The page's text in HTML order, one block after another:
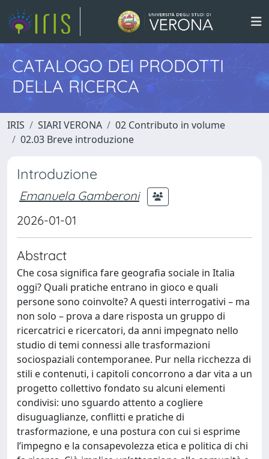
CATALOGO DEI PRODOTTI
DELLA RICERCA
IRIS SIARI VERONA
02 Contributo in volume
02.03 Breve introduzione
Introduzione
Emanuela Gamberoni
2026-01-01
Abstract
Che cosa significa fare geografia sociale in Italia
oggi? Quali pratiche entrano in gioco e quali
persone sono coinvolte? A questi interrogativi – ma
non solo – prova a dare risposta un gruppo di
ricercatrici e ricercatori, da anni impegnato nello
studio di temi connessi alle trasformazioni
sociospaziali contemporanee. Pur nella ricchezza di
stili e contenuti, i capitoli concorrono a dar vita a un
progetto collettivo fondato su alcuni elementi
condivisi: uno sguardo attento a cogliere
disuguaglianze, conflitti e pratiche di
trasformazione, e una postura con cui si esprime
l’impegno e la consapevolezza etica e politica di chi